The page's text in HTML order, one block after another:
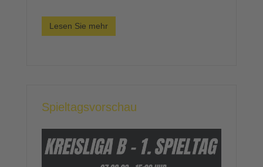
Lesen Sie mehr
Spieltagsvorschau